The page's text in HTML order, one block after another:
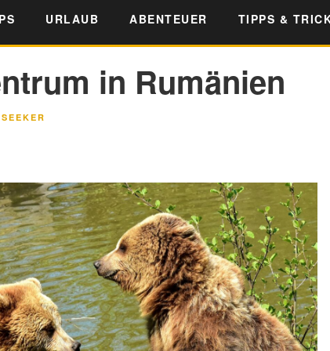
URLAUB ABENTEUER TIPPS &
in Rumänien